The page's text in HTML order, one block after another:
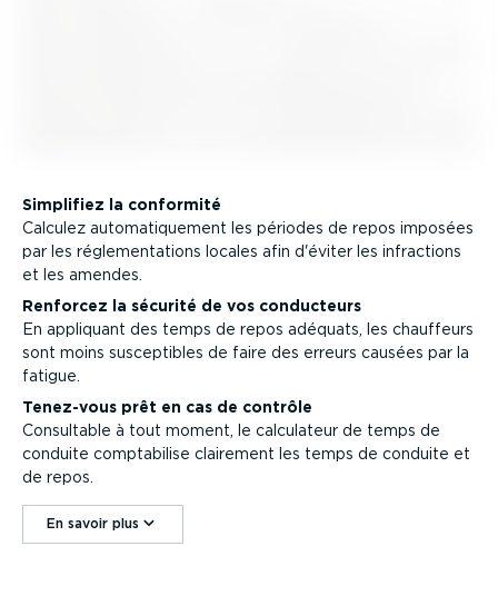
Simplifiez la conformité
Calculez automa­ti­quement les périodes de repos imposées
par les régle­men­ta­tions locales afin d'éviter les infractions
et les amendes.
Renforcez la sécurité de vos conducteurs
En appliquant des temps de repos adéquats, les chauffeurs
sont moins suscep­tibles de faire des erreurs causées par la
fatigue.
Tenez-vous prêt en cas de contrôle
Consultable à tout moment, le calculateur de temps de
conduite compta­bilise clairement les temps de conduite et
de repos.
En savoir plus